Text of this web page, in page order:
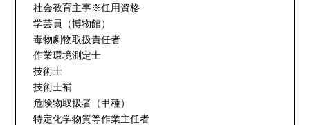
社会教育主事※任用資格
学芸員（博物館）
毒物劇物取扱責任者
作業環境測定士
技術士
技術士補
危険物取扱者（甲種）
特定化学物質等作業主任者